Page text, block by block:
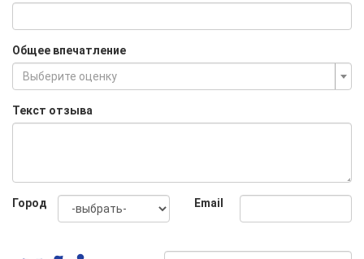
Общее впечатление
Выберите оценку
Текст отзыва
Город Email